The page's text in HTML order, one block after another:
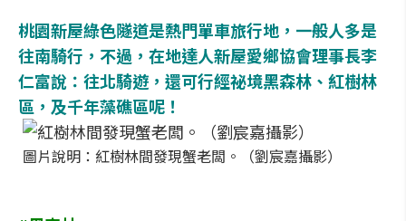
桃園新屋綠色隧道是熱門單車旅行地，一般人多是
往南騎行，不過，在地達人新屋愛鄉協會理事長李
仁富說：往北騎遊，還可行經祕境黑森林、紅樹林
區，及千年藻礁區呢！
圖片說明：紅樹林間發現蟹老闆。（劉宸嘉攝影）